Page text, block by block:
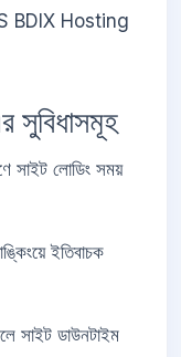
BDIX Hosting
সাইট লোডিং সময়
ইতিবাচক
সাইট ডাউনটাইম